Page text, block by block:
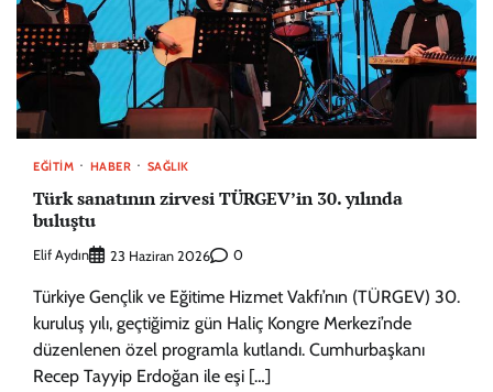
EĞITIM HABER SAĞLIK
Türk sanatının zirvesi TÜRGEV’in 30. yılında
buluştu
Elif Aydın 23 Haziran 2026 0
Türkiye Gençlik ve Eğitime Hizmet Vakfı’nın (TÜRGEV) 30.
kuruluş yılı, geçtiğimiz gün Haliç Kongre Merkezi’nde
düzenlenen özel programla kutlandı. Cumhurbaşkanı
Recep Tayyip Erdoğan ile eşi […]